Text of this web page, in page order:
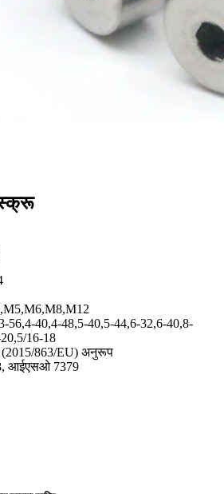
56,4-40,4-48,5-40,5-44,6-32,6-40,8-
16-18
863/EU) अनुरूप
आईएसओ 7379